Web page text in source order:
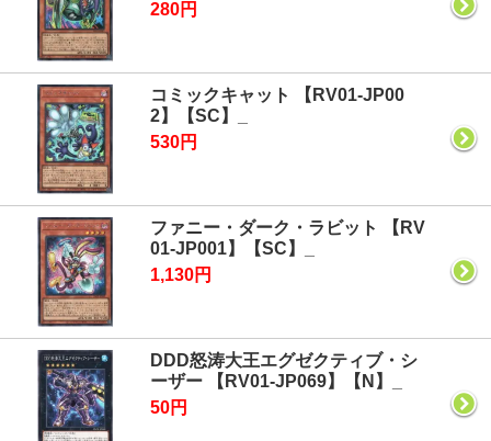
280円
コミックキャット 【RV01-JP00
2】【SC】_
530円
ファニー・ダーク・ラビット 【RV
01-JP001】【SC】_
1,130円
DDD怒涛大王エグゼクティブ・シ
ーザー 【RV01-JP069】【N】_
50円